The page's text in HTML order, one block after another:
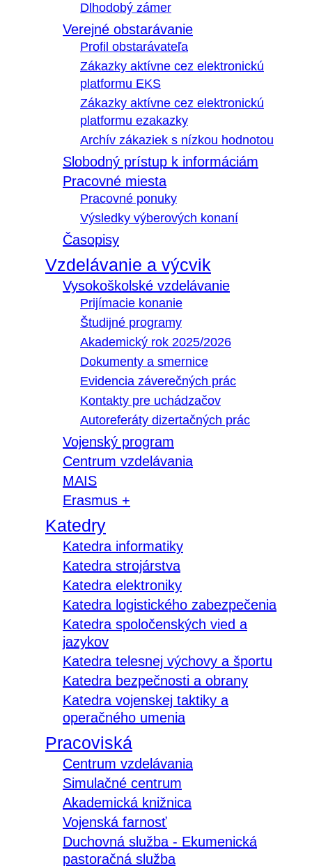
Dlhodobý zámer
Verejné obstarávanie
Profil obstarávateľa
Zákazky aktívne cez elektronickú
platformu EKS
Zákazky aktívne cez elektronickú
platformu ezakazky
Archív zákaziek s nízkou hodnotou
Slobodný prístup k informáciám
Pracovné miesta
Pracovné ponuky
Výsledky výberových konaní
Časopisy
Vzdelávanie a výcvik
Vysokoškolské vzdelávanie
Prijímacie konanie
Študijné programy
Akademický rok 2025/2026
Dokumenty a smernice
Evidencia záverečných prác
Kontakty pre uchádzačov
Autoreferáty dizertačných prác
Vojenský program
Centrum vzdelávania
MAIS
Erasmus +
Katedry
Katedra informatiky
Katedra strojárstva
Katedra elektroniky
Katedra logistického zabezpečenia
Katedra spoločenských vied a
jazykov
Katedra telesnej výchovy a športu
Katedra bezpečnosti a obrany
Katedra vojenskej taktiky a
operačného umenia
Pracoviská
Centrum vzdelávania
Simulačné centrum
Akademická knižnica
Vojenská farnosť
Duchovná služba - Ekumenická
pastoračná služba